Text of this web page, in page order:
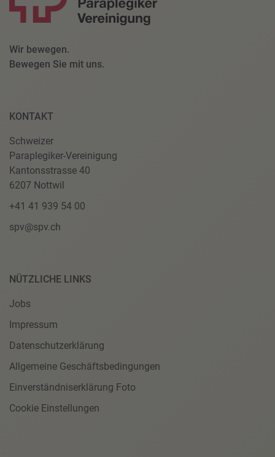
Wir bewegen.
Bewegen Sie mit uns.
KONTAKT
Schweizer
Paraplegiker-Vereinigung
Kantonsstrasse 40
6207 Nottwil
+41 41 939 54 00
spv@spv.ch
NÜTZLICHE LINKS
Jobs
Impressum
Datenschutzerklärung
Allgemeine Geschäftsbedingungen
Einverständniserklärung Foto
Cookie Einstellungen